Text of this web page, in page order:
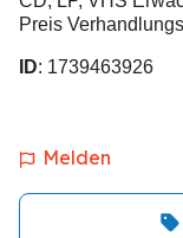
Preis
ID: 1739463926
Melden